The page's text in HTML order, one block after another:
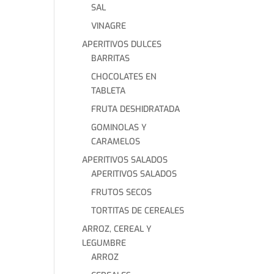
SAL
VINAGRE
APERITIVOS DULCES
BARRITAS
CHOCOLATES EN
TABLETA
FRUTA DESHIDRATADA
GOMINOLAS Y
CARAMELOS
APERITIVOS SALADOS
APERITIVOS SALADOS
FRUTOS SECOS
TORTITAS DE CEREALES
ARROZ, CEREAL Y
LEGUMBRE
ARROZ